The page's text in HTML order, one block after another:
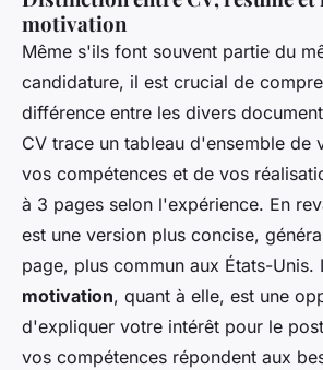
motivation
Même s'ils font souvent partie du
candidature, il est crucial de
différence entre les divers
CV trace un tableau d'ensemble de
vos compétences et de vos
à 3 pages selon l'expérience. En
est une version plus concise,
page, plus commun aux États-Unis.
motivation, quant à elle, est une
d'expliquer votre intérêt pour le
vos compétences répondent aux